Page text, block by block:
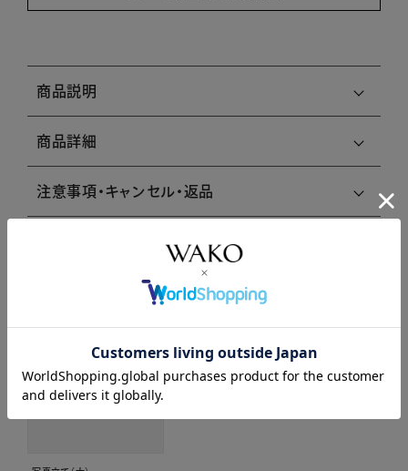
商品説明
商品詳細
注意事項・キャンセル・返品